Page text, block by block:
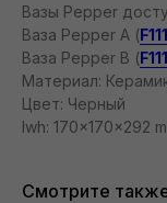
Вазы Pepper
Ваза Pepper A (
Ваза Pepper B (
Материал:
Цвет: Черный
lwh: 170x170x292
Смотрите